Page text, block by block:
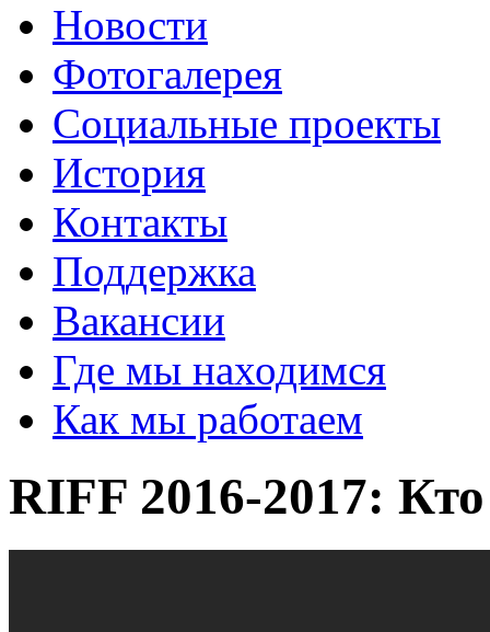
Новости
Фотогалерея
Социальные проекты
История
Контакты
Поддержка
Вакансии
Где мы находимся
Как мы работаем
RIFF 2016-2017: